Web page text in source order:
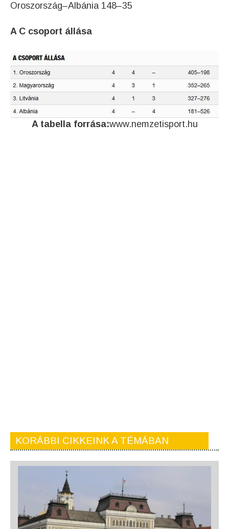
Oroszország–Albánia 148–35
A C csoport állása
A tabella forrása:www.nemzetisport.hu
KORÁBBI CIKKEINK A TÉMÁBAN